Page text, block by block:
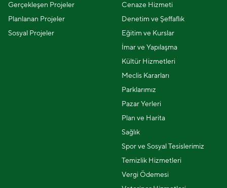
Gerçekleşen Projeler
Planlanan Projeler
Sosyal Projeler
Cenaze Hizmeti
Denetim ve Şeffaflık
Eğitim ve Kurslar
İmar ve Yapılaşma
Kültür Hizmetleri
Meclis Kararları
Parklarımız
Pazar Yerleri
Plan ve Harita
Sağlık
Spor ve Sosyal Tesislerimiz
Temizlik Hizmetleri
Vergi Ödemesi